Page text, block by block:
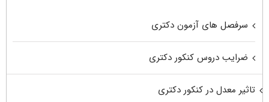
سرفصل های آزمون دکتری
ضرایب دروس کنکور دکتری
تاثیر معدل در کنکور دکتری